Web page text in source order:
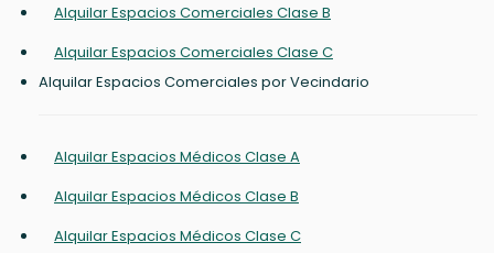
Alquilar Espacios Comerciales Clase B
Alquilar Espacios Comerciales Clase C
Alquilar Espacios Comerciales por Vecindario
Alquilar Espacios Médicos Clase A
Alquilar Espacios Médicos Clase B
Alquilar Espacios Médicos Clase C